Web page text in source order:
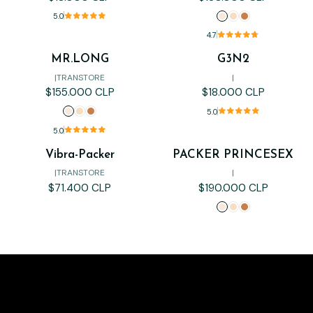
5.0
4.7
MR.LONG
|TRANSTORE
$155.000 CLP
5.0
G3N2
|
$18.000 CLP
5.0
AgotadoVibra-Packer
|TRANSTORE
$71.400 CLP
PACKER PRINCESEX
|
$190.000 CLP